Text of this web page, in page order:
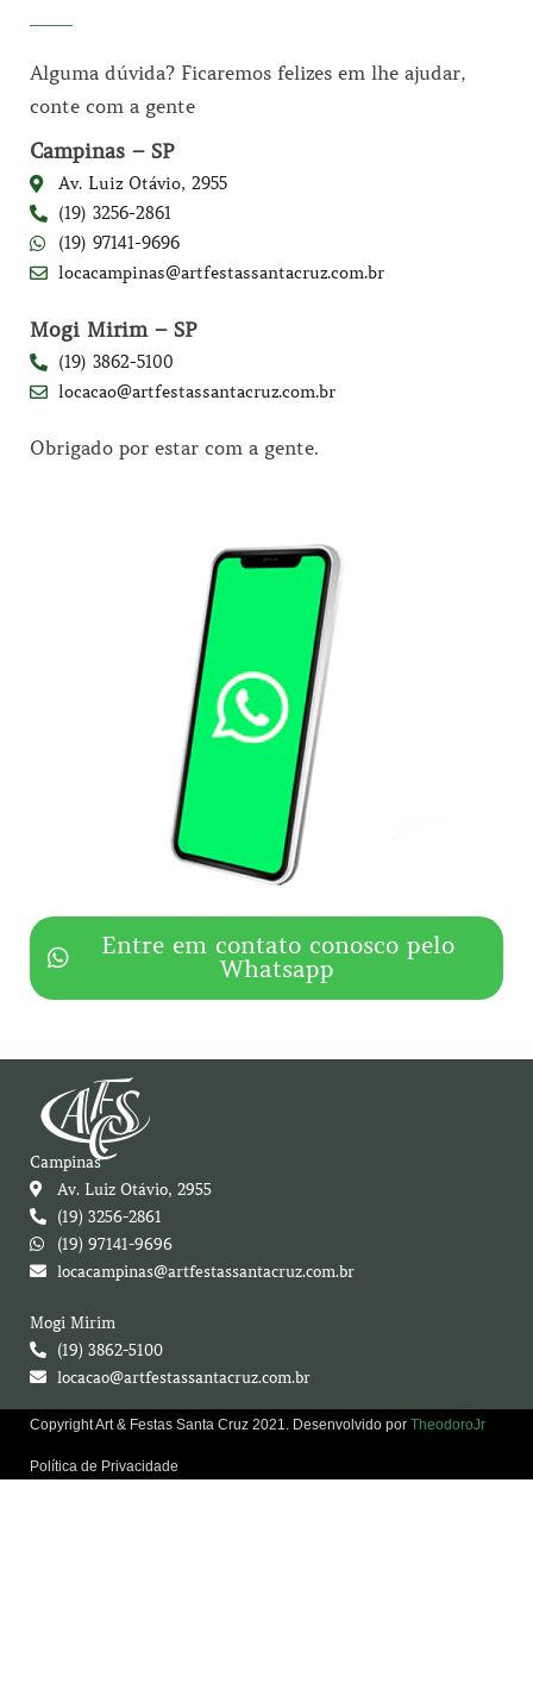
Alguma dúvida? Ficaremos felizes em lhe ajudar,
conte com a gente
Campinas – SP
Av. Luiz Otávio, 2955
(19) 3256-2861
(19) 97141-9696
locacampinas@artfestassantacruz.com.br
Mogi Mirim – SP
(19) 3862-5100
locacao@artfestassantacruz.com.br
Obrigado por estar com a gente.
Entre em contato conosco pelo
Whatsapp
Campinas
Av. Luiz Otávio, 2955
(19) 3256-2861
(19) 97141-9696
locacampinas@artfestassantacruz.com.br
Mogi Mirim
(19) 3862-5100
locacao@artfestassantacruz.com.br
Copyright Art & Festas Santa Cruz 2021. Desenvolvido por TheodoroJr
Política de Privacidade